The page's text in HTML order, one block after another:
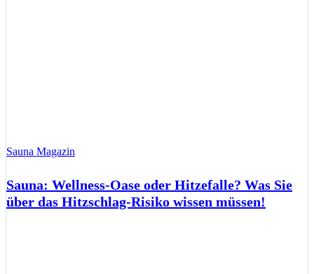
Sauna Magazin
Sauna: Wellness-Oase oder Hitzefalle? Was Sie
über das Hitzschlag-Risiko wissen müssen!